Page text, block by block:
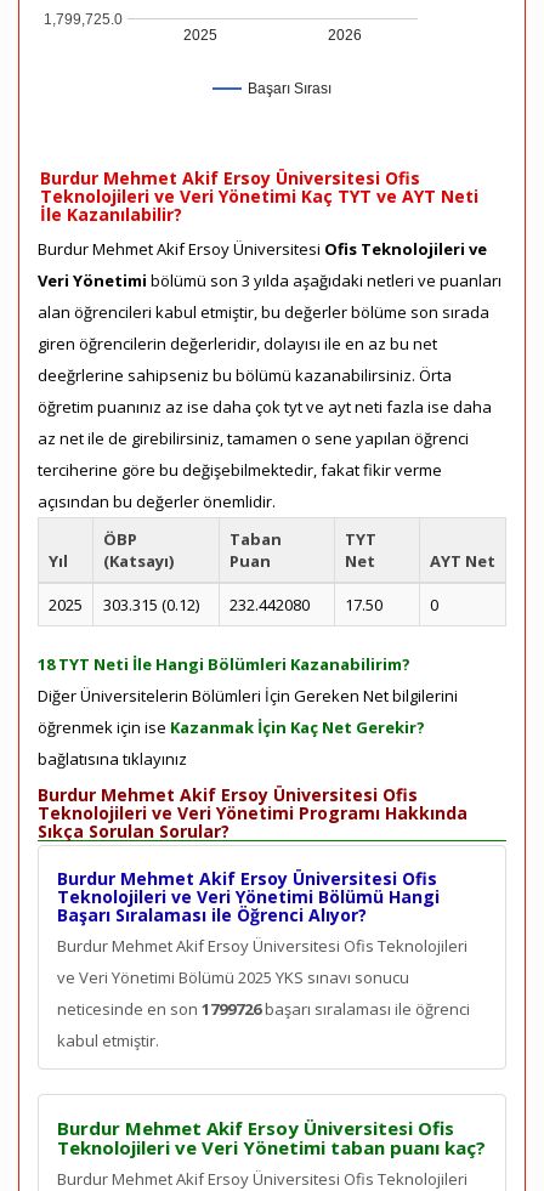
Başarı Sırası
2025 2026
1,799,725.0
Burdur Mehmet Akif Ersoy Üniversitesi Ofis
Teknolojileri ve Veri Yönetimi Kaç TYT ve AYT Neti
İle Kazanılabilir?
Burdur Mehmet Akif Ersoy Üniversitesi Ofis Teknolojileri ve
Veri Yönetimi bölümü son 3 yılda aşağıdaki netleri ve puanları
alan öğrencileri kabul etmiştir, bu değerler bölüme son sırada
giren öğrencilerin değerleridir, dolayısı ile en az bu net
deeğrlerine sahipseniz bu bölümü kazanabilirsiniz. Örta
öğretim puanınız az ise daha çok tyt ve ayt neti fazla ise daha
az net ile de girebilirsiniz, tamamen o sene yapılan öğrenci
terciherine göre bu değişebilmektedir, fakat fikir verme
açısından bu değerler önemlidir.
Yıl
ÖBP
(Katsayı)
Taban
Puan
TYT
Net
AYT Net
2025
303.315 (0.12) 232.442080 17.50 0
18 TYT Neti İle Hangi Bölümleri Kazanabilirim?
Diğer Üniversitelerin Bölümleri İçin Gereken Net bilgilerini
öğrenmek için ise Kazanmak İçin Kaç Net Gerekir?
bağlatısına tıklayınız
Burdur Mehmet Akif Ersoy Üniversitesi Ofis
Teknolojileri ve Veri Yönetimi Programı Hakkında
Sıkça Sorulan Sorular?
Burdur Mehmet Akif Ersoy Üniversitesi Ofis
Teknolojileri ve Veri Yönetimi Bölümü Hangi
Başarı Sıralaması ile Öğrenci Alıyor?
Burdur Mehmet Akif Ersoy Üniversitesi Ofis Teknolojileri
ve Veri Yönetimi Bölümü 2025 YKS sınavı sonucu
neticesinde en son 1799726başarı sıralaması ile öğrenci
kabul etmiştir.
Burdur Mehmet Akif Ersoy Üniversitesi Ofis
Teknolojileri ve Veri Yönetimi taban puanı kaç?
Burdur Mehmet Akif Ersoy Üniversitesi Ofis Teknolojileri